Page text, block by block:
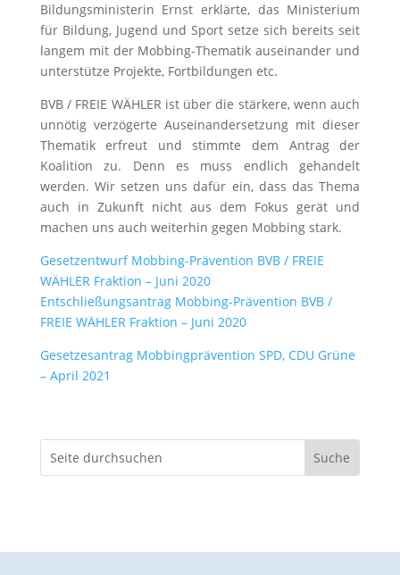
Bildungsministerin Ernst erklärte, das Ministerium
für Bildung, Jugend und Sport setze sich bereits seit
langem mit der Mobbing-Thematik auseinander und
unterstütze Projekte, Fortbildungen etc.
BVB / FREIE WÄHLER ist über die stärkere, wenn auch
unnötig verzögerte Auseinandersetzung mit dieser
Thematik erfreut und stimmte dem Antrag der
Koalition zu. Denn es muss endlich gehandelt
werden. Wir setzen uns dafür ein, dass das Thema
auch in Zukunft nicht aus dem Fokus gerät und
machen uns auch weiterhin gegen Mobbing stark.
Gesetzentwurf Mobbing-Prävention BVB / FREIE
WÄHLER Fraktion – Juni 2020
Entschließungsantrag Mobbing-Prävention BVB /
FREIE WÄHLER Fraktion – Juni 2020
Gesetzesantrag Mobbingprävention SPD, CDU Grüne
– April 2021